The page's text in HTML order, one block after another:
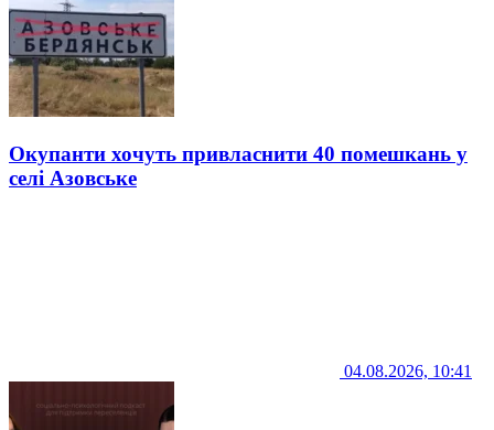
Окупанти хочуть привласнити 40 помешкань у
селі Азовське
04.08.2026, 10:41